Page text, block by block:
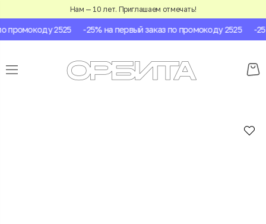
Нам — 10 лет. Приглашаем отмечать!
промокоду 2525 -25% на первый заказ по промокоду 2525 -